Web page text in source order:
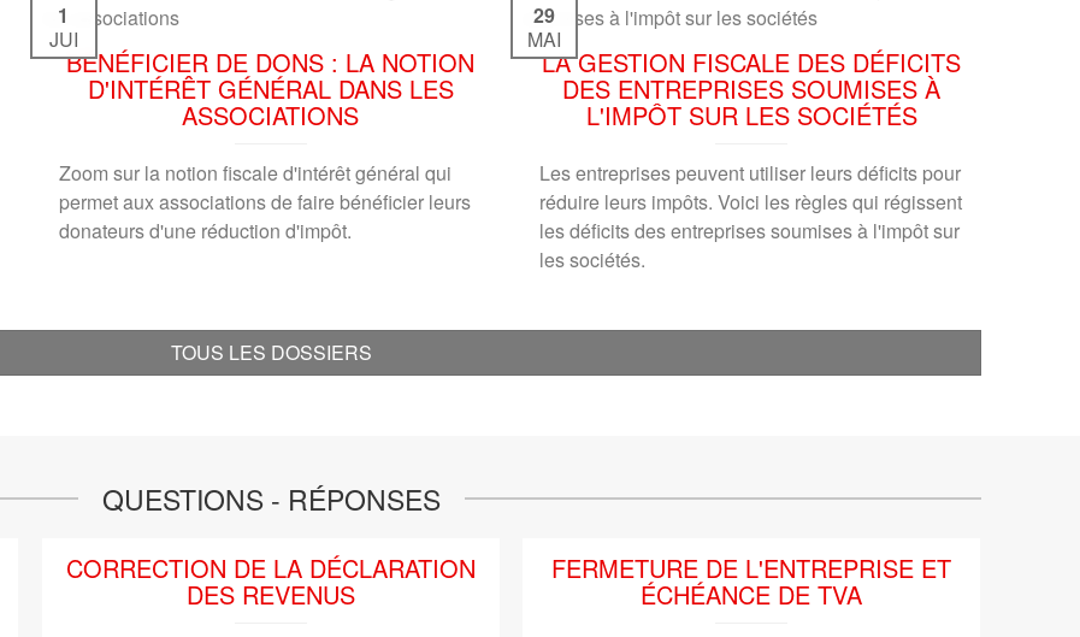
BÉNÉFICIER DE DONS : LA NOTION
D'INTÉRÊT GÉNÉRAL DANS LES
ASSOCIATIONS
1
JUI
Zoom sur la notion fiscale d'intérêt général qui
permet aux associations de faire bénéficier leurs
donateurs d'une réduction d'impôt.
LA GESTION FISCALE DES DÉFICITS
DES ENTREPRISES SOUMISES À
L'IMPÔT SUR LES SOCIÉTÉS
29
MAI
Les entreprises peuvent utiliser leurs déficits pour
réduire leurs impôts. Voici les règles qui régissent
les déficits des entreprises soumises à l'impôt sur
les sociétés.
TOUS LES DOSSIERS
QUESTIONS - RÉPONSES
CORRECTION DE LA DÉCLARATION
DES REVENUS
FERMETURE DE L'ENTREPRISE ET
ÉCHÉANCE DE TVA